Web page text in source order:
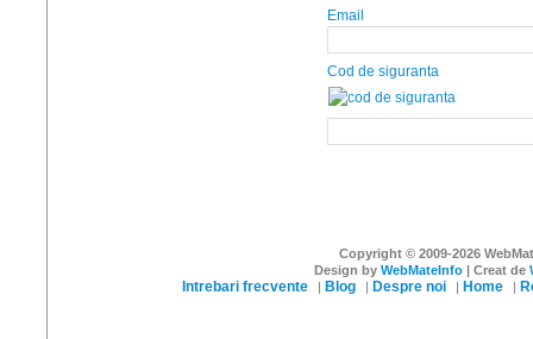
Email
Cod de siguranta
Copyright © 2009-2026
Design byWebMateInfo | Creat de
Intrebari frecvente Blog Despre noi Home